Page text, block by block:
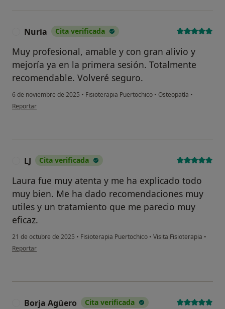
Nuria Cita verificada
Muy profesional, amable y con gran alivio y
mejoría ya en la primera sesión. Totalmente
recomendable. Volveré seguro.
6 de noviembre de 2025 • Fisioterapia Puertochico • Osteopatía •
en opinión del usuario Nuria
Reportar
LJ Cita verificada
Laura fue muy atenta y me ha explicado todo
muy bien. Me ha dado recomendaciones muy
utiles y un tratamiento que me parecio muy
eficaz.
21 de octubre de 2025 • Fisioterapia Puertochico • Visita Fisioterapia •
en opinión del usuario LJ
Reportar
Borja Agüero Cita verificada